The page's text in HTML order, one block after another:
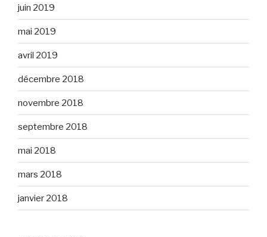
juin 2019
mai 2019
avril 2019
décembre 2018
novembre 2018
septembre 2018
mai 2018
mars 2018
janvier 2018